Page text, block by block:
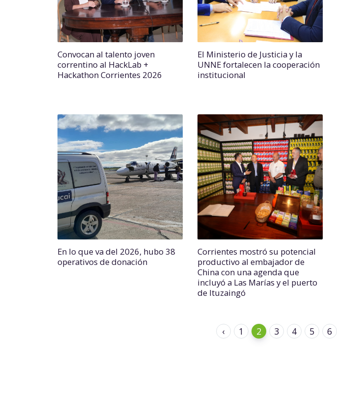
Convocan al talento joven
correntino al HackLab +
Hackathon Corrientes 2026
El Ministerio de Justicia y la
UNNE fortalecen la cooperación
institucional
En lo que va del 2026, hubo 38
operativos de donación
Corrientes mostró su potencial
productivo al embajador de
China con una agenda que
incluyó a Las Marías y el puerto
de Ituzaingó
‹ 1 2 3 4 5 6